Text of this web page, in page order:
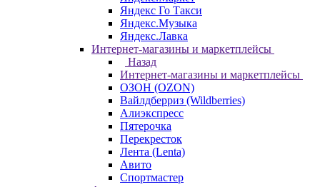
Яндекс Го Такси
Яндекс.Музыка
Яндекс.Лавка
Интернет-магазины и маркетплейсы
Назад
Интернет-магазины и маркетплейсы
ОЗОН (OZON)
Вайлдберриз (Wildberries)
Алиэкспресс
Пятерочка
Перекресток
Лента (Lenta)
Авито
Спортмастер